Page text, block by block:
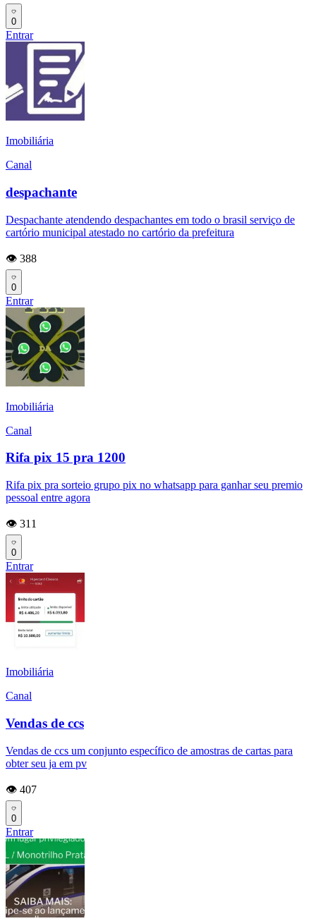
0
Entrar
Imobiliária
Canal
despachante
Despachante atendendo despachantes em todo o brasil serviço de
cartório municipal atestado no cartório da prefeitura
👁️ 388
0
Entrar
Imobiliária
Canal
Rifa pix 15 pra 1200
Rifa pix pra sorteio grupo pix no whatsapp para ganhar seu premio
pessoal entre agora
👁️ 311
0
Entrar
Imobiliária
Canal
Vendas de ccs
Vendas de ccs um conjunto específico de amostras de cartas para
obter seu ja em pv
👁️ 407
0
Entrar